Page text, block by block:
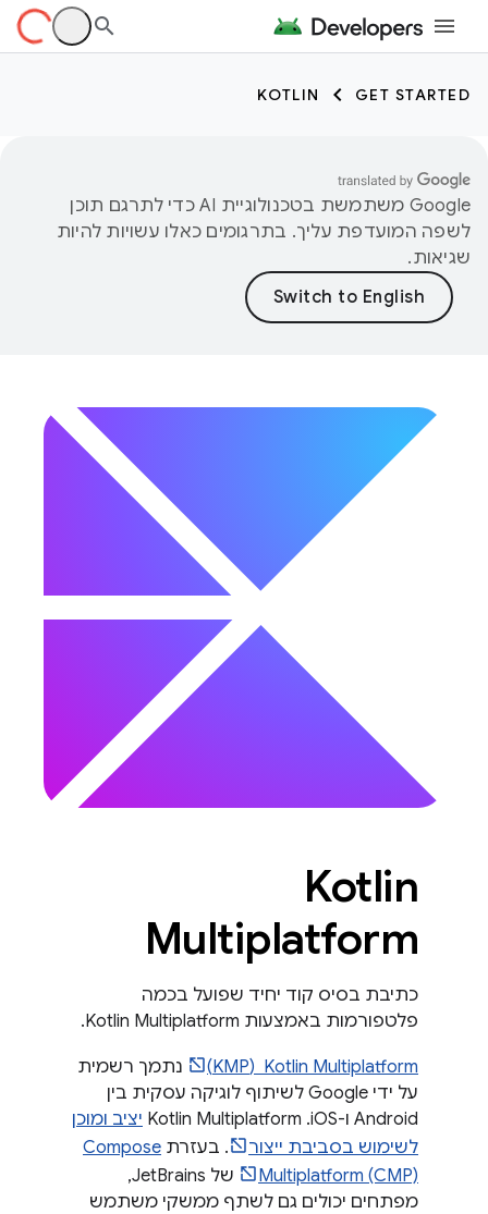
GET STARTED
KOTLIN
‫Google משתמשת בטכנולוגיית AI כדי לתרגם תוכן
לשפה המועדפת עליך. בתרגומים כאלו עשויות להיות
שגיאות.
‫Kotlin
Multiplatform
כתיבת בסיס קוד יחיד שפועל בכמה
פלטפורמות באמצעות Kotlin Multiplatform.
Kotlin Multiplatform ‏ (KMP)
נתמך רשמית
על ידי Google לשיתוף לוגיקה עסקית בין
Android ו-iOS. ‫Kotlin Multiplatform
יציב ומוכן
לשימוש בסביבת ייצור
. בעזרת Compose
Multiplatform (CMP)
של JetBrains,
מפתחים יכולים גם לשתף ממשקי משתמש